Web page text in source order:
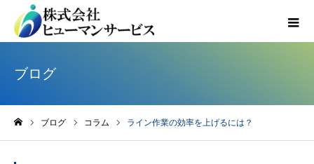
ブログ
ブログ コラム ライン作業の効率を上げるには？